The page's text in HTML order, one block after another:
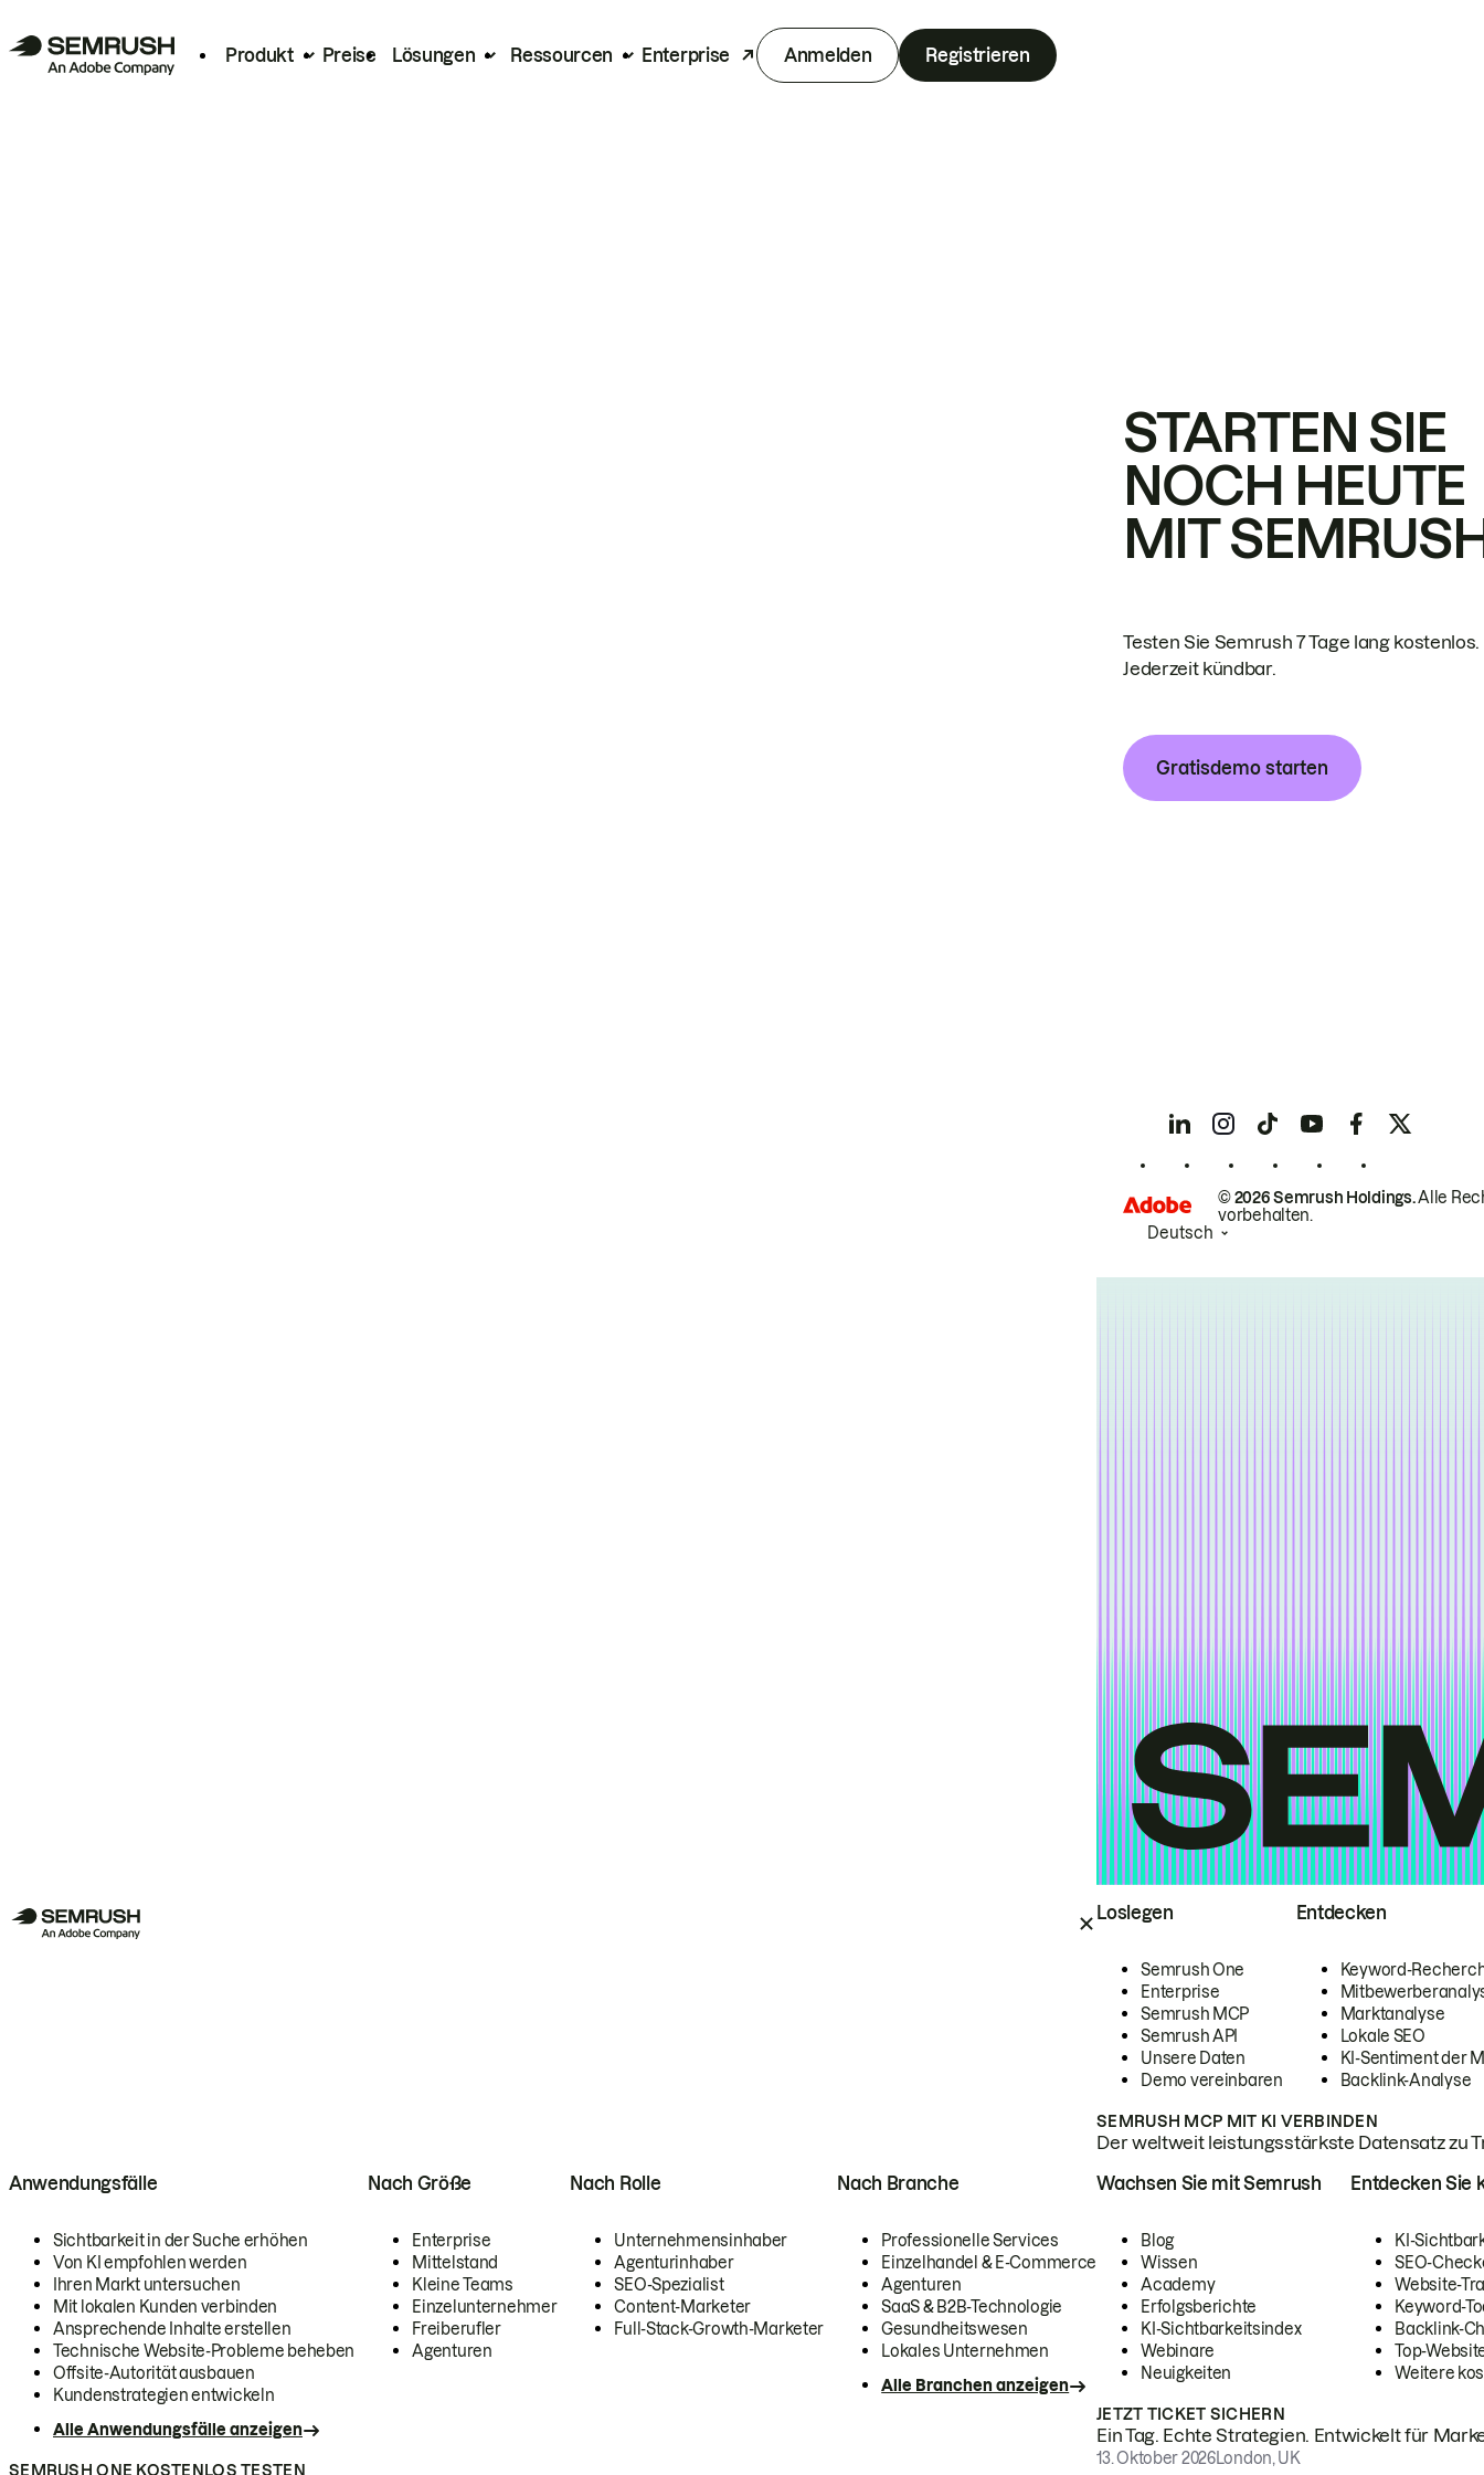
Produkt Preise Lösungen Ressourcen Enterprise Anmelden Registrieren
Loslegen
Semrush One
Enterprise
Semrush MCP
Semrush API
Unsere Daten
Demo vereinbaren
Entdecken
Keyword-
Marktanalyse
Lokale SEO
KI-Sentiment der
Backlink-Analyse
SEMRUSH MCP MIT KI VERBINDEN
Der weltweit leistungsstärkste Datensatz zu
Anwendungsfälle
Sichtbarkeit in der Suche erhöhen
Von KI empfohlen werden
Ihren Markt untersuchen
Mit lokalen Kunden verbinden
Ansprechende Inhalte erstellen
Technische Website-Probleme beheben
Offsite-Autorität ausbauen
Kundenstrategien entwickeln
Alle Anwendungsfälle anzeigen
Nach Größe
Enterprise
Mittelstand
Kleine Teams
Einzelunternehmer
Freiberufler
Agenturen
Nach Rolle
Unternehmensinhaber
Agenturinhaber
SEO-Spezialist
Content-Marketer
Full-Stack-Growth-Marketer
Nach Branche
Professionelle Services
Einzelhandel & E-Commerce
Agenturen
SaaS & B2B-Technologie
Gesundheitswesen
Lokales Unternehmen
Alle Branchen anzeigen
SEMRUSH ONE KOSTENLOS TESTEN
Wachsen Sie mit Semrush
Blog
Wissen
Academy
Erfolgsberichte
KI-Sichtbarkeitsindex
Webinare
Neuigkeiten
Entdecken Sie
KI-
SEO-
Website-
Keyword-
Backlink-
Top-
Weitere
JETZT TICKET SICHERN
Ein Tag. Echte Strategien. Entwickelt für
13. Oktober 2026London, UK
STARTEN SIE
NOCH HEUTE
MIT
Testen Sie Semrush 7 Tage lang kostenlos.
Jederzeit kündbar.
Gratisdemo starten
© 2026 Semrush Holdings.Alle
vorbehalten.
Deutsch